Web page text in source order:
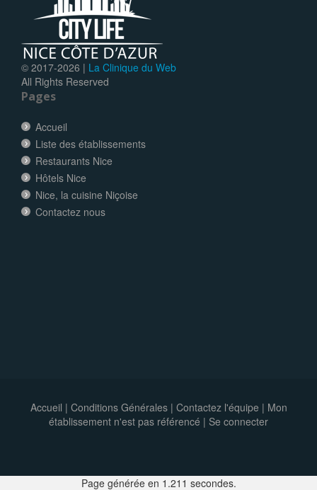
© 2017-2026 | La Clinique du Web
All Rights Reserved
Pages
Accueil
Liste des établissements
Restaurants Nice
Hôtels Nice
Nice, la cuisine Niçoise
Contactez nous
Accueil | Conditions Générales| Contactez l'équipe | Mon
établissement n'est pas référencé | Se connecter
Page générée en 1.211 secondes.